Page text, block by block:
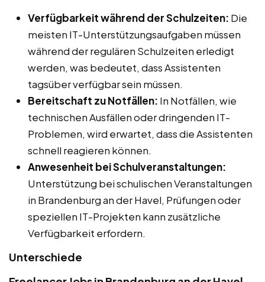
Verfügbarkeit während der Schulzeiten: Die
meisten IT-Unterstützungsaufgaben müssen
während der regulären Schulzeiten erledigt
werden, was bedeutet, dass Assistenten
tagsüber verfügbar sein müssen.
Bereitschaft zu Notfällen: In Notfällen, wie
technischen Ausfällen oder dringenden IT-
Problemen, wird erwartet, dass die Assistenten
schnell reagieren können.
Anwesenheit bei Schulveranstaltungen:
Unterstützung bei schulischen Veranstaltungen
in Brandenburg an der Havel, Prüfungen oder
speziellen IT-Projekten kann zusätzliche
Verfügbarkeit erfordern.
Unterschiede